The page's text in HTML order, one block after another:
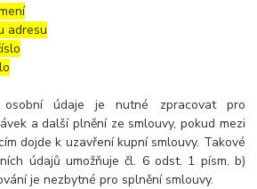
adresu
osobní údaje je nutné zpracovat pro
a další plnění ze smlouvy, pokud mezi
dojde k uzavření kupní smlouvy. Takové
údajů umožňuje čl. 6 odst. 1 písm. b)
je nezbytné pro splnění smlouvy.